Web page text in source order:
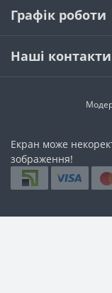
Classen Mood WR
Графік роботи
Наші контакти
Екран може
зображення!